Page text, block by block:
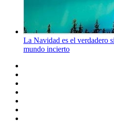
La Navidad es el verdadero
mundo incierto